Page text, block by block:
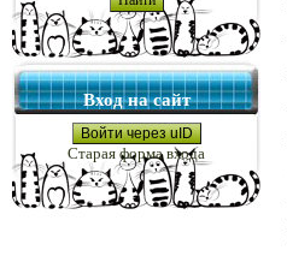
Вход на сайт
Войти через uID
Старая форма входа